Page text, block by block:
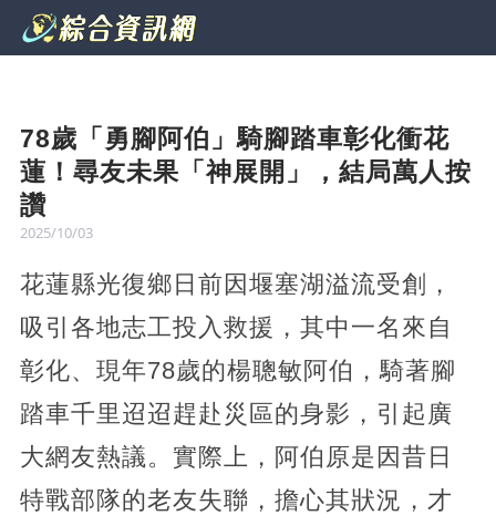
78歲「勇腳阿伯」騎腳踏車彰化衝花
蓮！尋友未果「神展開」，結局萬人按
讚
2025/10/03
花蓮縣光復鄉日前因堰塞湖溢流受創，
吸引各地志工投入救援，其中一名來自
彰化、現年78歲的楊聰敏阿伯，騎著腳
踏車千里迢迢趕赴災區的身影，引起廣
大網友熱議。實際上，阿伯原是因昔日
特戰部隊的老友失聯，擔心其狀況，才